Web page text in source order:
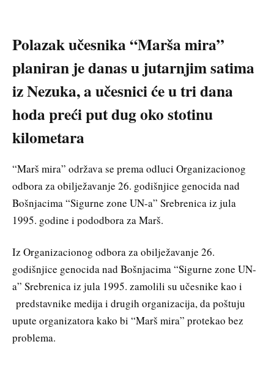
Polazak učesnika “Marša mira”
planiran je danas u jutarnjim satima
iz Nezuka, a učesnici će u tri dana
hoda preći put dug oko stotinu
kilometara
“Marš mira” održava se prema odluci Organizacionog
odbora za obilježavanje 26. godišnjice genocida nad
Bošnjacima “Sigurne zone UN-a” Srebrenica iz jula
1995. godine i pododbora za Marš.
Iz Organizacionog odbora za obilježavanje 26.
godišnjice genocida nad Bošnjacima “Sigurne zone UN-
a” Srebrenica iz jula 1995. zamolili su učesnike kao i
predstavnike medija i drugih organizacija, da poštuju
upute organizatora kako bi “Marš mira” protekao bez
problema.